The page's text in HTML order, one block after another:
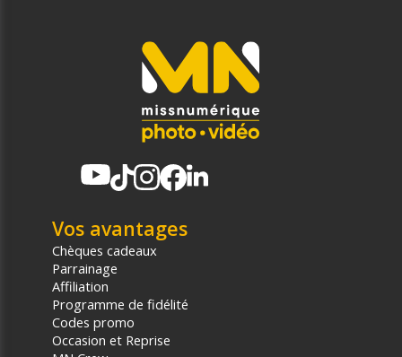
Vos avantages
Chèques cadeaux
Parrainage
Affiliation
Programme de fidélité
Codes promo
Occasion et Reprise